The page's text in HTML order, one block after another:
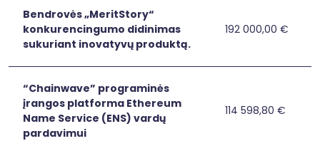
plėtra
dalyvaujant
parodose
ir
sertifikuojant
produktus
Bendrovės
„MeritStory“
konkurencingumo
didinimas
sukuriant
inovatyvų
produktą.
Bendrovės „MeritStory“
konkurencingumo didinimas
sukuriant inovatyvų produktą.
Bendrovės
192 000,00 €
“Chainwave”
programinės
“Chainwave” programinės
įrangos platforma Ethereum
Name Service (ENS) vardų
pardavimui
“Chainwave”
114 598,80 €